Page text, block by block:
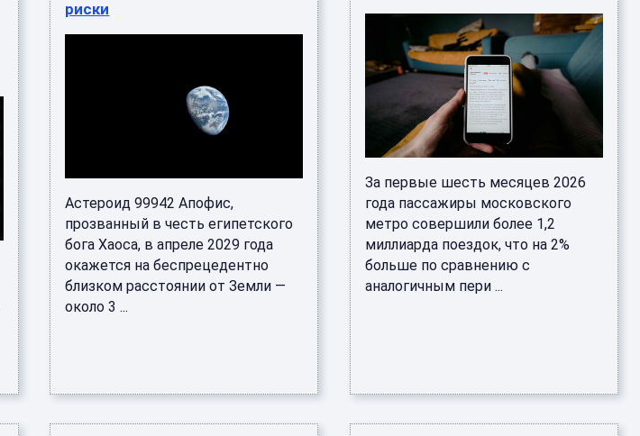
риски
Астероид 99942 Апофис,
прозванный в честь египетского
бога Хаоса, в апреле 2029 года
окажется на беспрецедентно
близком расстоянии от Земли —
около 3 ...
За первые шесть месяцев 2026
года пассажиры московского
метро совершили более 1,2
миллиарда поездок, что на 2%
больше по сравнению с
аналогичным пери ...